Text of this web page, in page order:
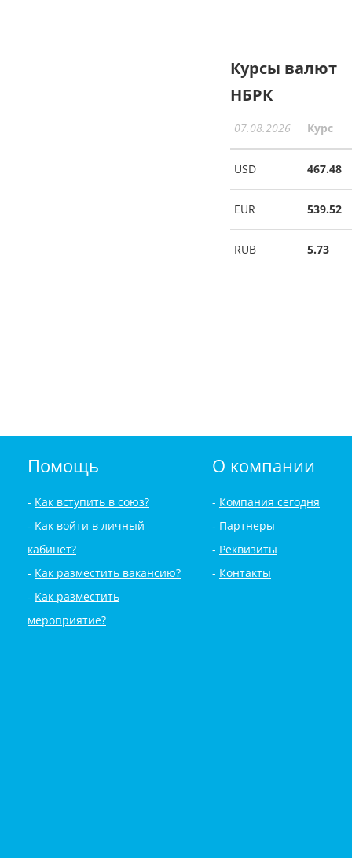
Курсы валют
НБРК
07.08.2026 Курс
USD 467.48
EUR 539.52
RUB 5.73
Помощь
Как вступить в союз?
Как войти в личный
кабинет?
Как разместить вакансию?
Как разместить
мероприятие?
О компании
Компания сегодня
Партнеры
Реквизиты
Контакты